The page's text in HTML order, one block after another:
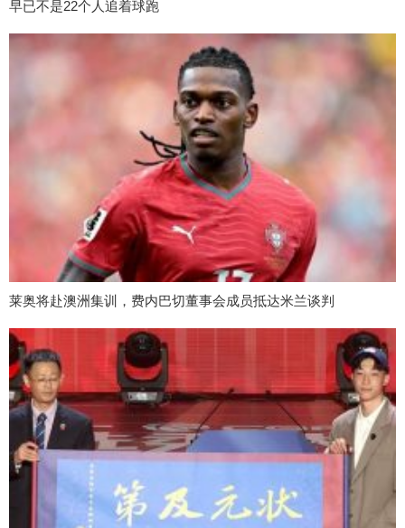
早已不是22个人追着球跑
莱奥将赴澳洲集训，费内巴切董事会成员抵达米兰谈判